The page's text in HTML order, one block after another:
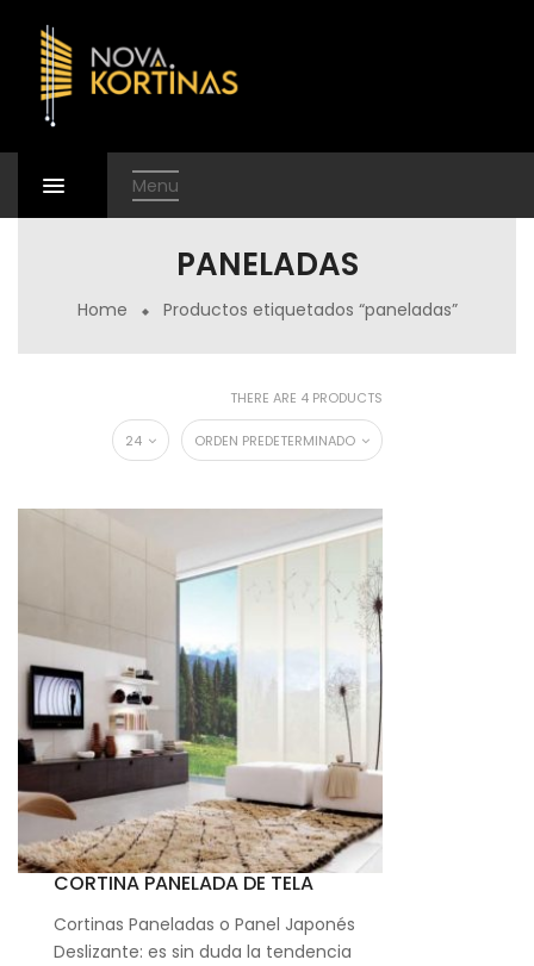
Menu
PANELADAS
Home Productos etiquetados “paneladas”
THERE ARE 4 PRODUCTS
ORDEN PREDETERMINADO
24
CORTINA PANELADA DE TELA
Cortinas Paneladas o Panel Japonés
Deslizante: es sin duda la tendencia